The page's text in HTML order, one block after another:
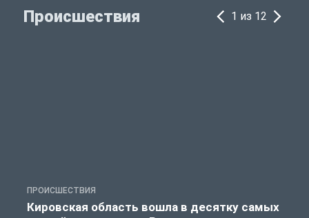
Происшествия 1 из 12
ПРОИСШЕСТВИЯ
Кировская область вошла в десятку самых